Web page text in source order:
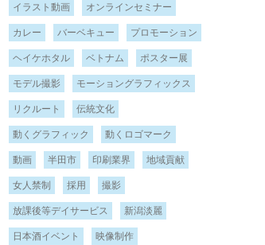
イラスト動画 オンラインセミナー
カレー バーベキュー プロモーション
ヘイケホタル ベトナム ポスター展
モデル撮影 モーショングラフィックス
リクルート 伝統文化
動くグラフィック 動くロゴマーク
動画 半田市 印刷業界 地域貢献
女人禁制 採用 撮影
放課後等デイサービス 新潟淡麗
日本酒イベント 映像制作